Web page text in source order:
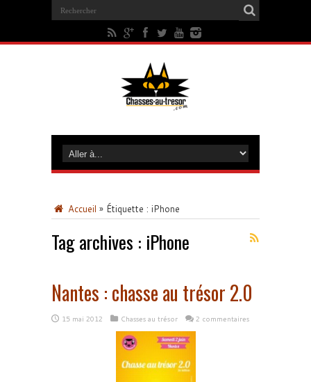
Accueil » Étiquette : iPhone
Tag archives : iPhone
Nantes : chasse au trésor 2.0
15 mai 2012 Chasses au trésor 2 commentaires